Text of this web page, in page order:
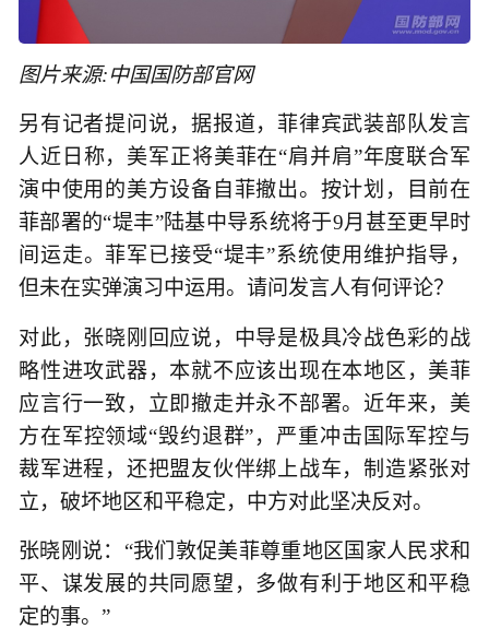
图片来源:中国国防部官网
另有记者提问说，据报道，菲律宾武装部队发言
人近日称，美军正将美菲在“肩并肩”年度联合军
演中使用的美方设备自菲撤出。按计划，目前在
菲部署的“堤丰”陆基中导系统将于9月甚至更早时
间运走。菲军已接受“堤丰”系统使用维护指导，
但未在实弹演习中运用。请问发言人有何评论？
对此，张晓刚回应说，中导是极具冷战色彩的战
略性进攻武器，本就不应该出现在本地区，美菲
应言行一致，立即撤走并永不部署。近年来，美
方在军控领域“毁约退群”，严重冲击国际军控与
裁军进程，还把盟友伙伴绑上战车，制造紧张对
立，破坏地区和平稳定，中方对此坚决反对。
张晓刚说：“我们敦促美菲尊重地区国家人民求和
平、谋发展的共同愿望，多做有利于地区和平稳
定的事。”